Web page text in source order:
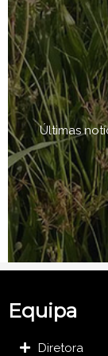
Últimas
Equipa
Diretora